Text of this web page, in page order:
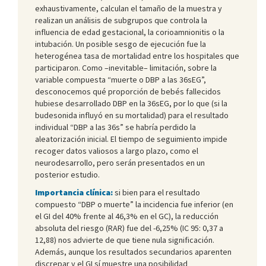
exhaustivamente, calculan el tamaño de la muestra y
realizan un análisis de subgrupos que controla la
influencia de edad gestacional, la corioamnionitis o la
intubación. Un posible sesgo de ejecución fue la
heterogénea tasa de mortalidad entre los hospitales que
participaron. Como –inevitable– limitación, sobre la
variable compuesta “muerte o DBP a las 36sEG”,
desconocemos qué proporción de bebés fallecidos
hubiese desarrollado DBP en la 36sEG, por lo que (si la
budesonida influyó en su mortalidad) para el resultado
individual “DBP a las 36s” se habría perdido la
aleatorización inicial. El tiempo de seguimiento impide
recoger datos valiosos a largo plazo, como el
neurodesarrollo, pero serán presentados en un
posterior estudio.
Importancia clínica:si bien para el resultado
compuesto “DBP o muerte” la incidencia fue inferior (en
el GI del 40% frente al 46,3% en el GC), la reducción
absoluta del riesgo (RAR) fue del -6,25% (IC 95: 0,37 a
12,88) nos advierte de que tiene nula significación.
Además, aunque los resultados secundarios aparenten
discrepar y el GI sí muestre una posibilidad